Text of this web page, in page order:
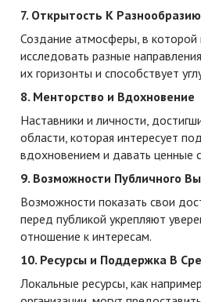
7. Открытость К Разнообразию
Создание атмосферы, в которой
исследовать разные
их горизонты и способствует
8. Менторство и Вдохновение
Наставники и личности,
области, которая интересует
вдохновением и давать ценные
9. Возможности Публичного
Возможности показать свои
перед публикой укрепляют
отношение к интересам.
10. Ресурсы и Поддержка В
Локальные ресурсы, как